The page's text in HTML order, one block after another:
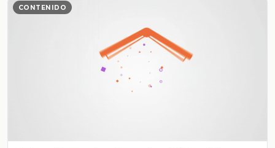
CONTENIDO